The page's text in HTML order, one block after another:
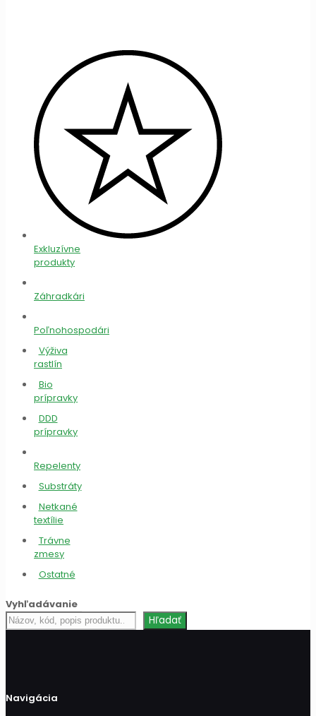
Exkluzívne
produkty
Záhradkári
Poľnohospodári
Výživa
rastlín
Bio
prípravky
DDD
prípravky
Repelenty
Substráty
Netkané
textílie
Trávne
zmesy
Ostatné
Vyhľadávanie
Hľadať
produkt
Hľadať
Navigácia